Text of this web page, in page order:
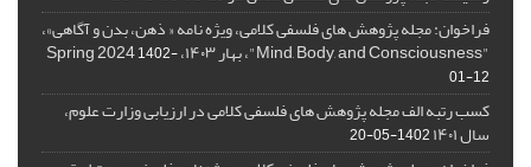
فراخوان: مجله پژوهش های فلسفی کلامی، ویژه نامه « ذهن، بدن و آگاهی»،
"Mind, Body, and Consciousness"، بهار ۱۴۰۳، Spring 2024
1402-
01-12
کسب رتبه الف مجله پژوهش های فلسفی کلامی در ارزیابی وزارت علوم،
سال ۱۴۰۱ 1402-05-20